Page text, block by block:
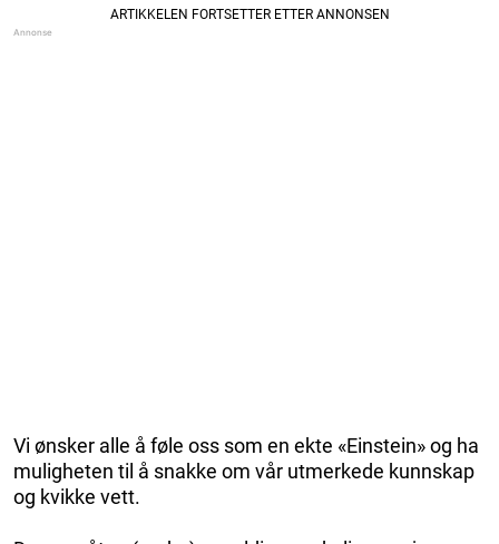
Vi ønsker alle å føle oss som en ekte «Einstein» og ha
muligheten til å snakke om vår utmerkede kunnskap
og kvikke vett.